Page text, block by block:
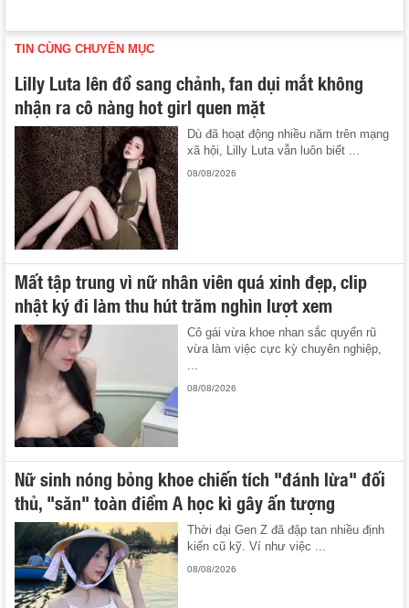
TIN CÙNG CHUYÊN MỤC
Lilly Luta lên đồ sang chảnh, fan dụi mắt không
nhận ra cô nàng hot girl quen mặt
Dù đã hoạt động nhiều năm trên mạng
xã hội, Lilly Luta vẫn luôn biết ...
08/08/2026
Mất tập trung vì nữ nhân viên quá xinh đẹp, clip
nhật ký đi làm thu hút trăm nghìn lượt xem
Cô gái vừa khoe nhan sắc quyến rũ
vừa làm việc cực kỳ chuyên nghiệp,
08/08/2026
Nữ sinh nóng bỏng khoe chiến tích "đánh lừa" đối
thủ, "săn" toàn điểm A học kì gây ấn tượng
Thời đại Gen Z đã đập tan nhiều định
kiến cũ kỹ. Ví như việc ...
08/08/2026